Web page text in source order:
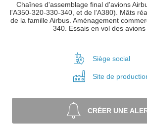
Chaînes d'assemblage final d'avions
l'A350-320-330-340, et de l'A380). Mâts
de la famille Airbus. Aménagement
340. Essais en vol des avions
Siège social
Site de
CRÉER UNE